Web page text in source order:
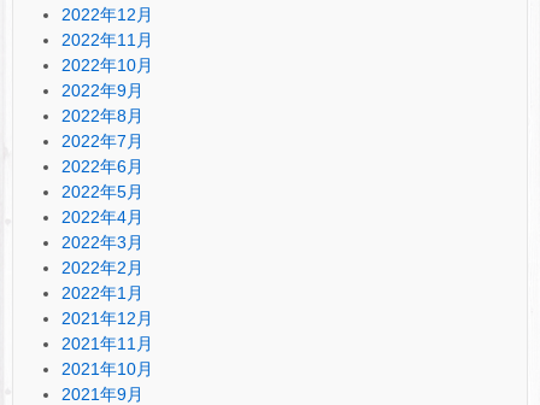
2022年12月
2022年11月
2022年10月
2022年9月
2022年8月
2022年7月
2022年6月
2022年5月
2022年4月
2022年3月
2022年2月
2022年1月
2021年12月
2021年11月
2021年10月
2021年9月